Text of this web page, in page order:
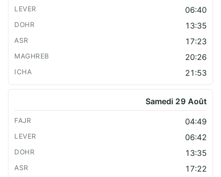
06:40
13:35
17:23
20:26
21:53
Samedi 29 Août
04:49
06:42
13:35
17:22